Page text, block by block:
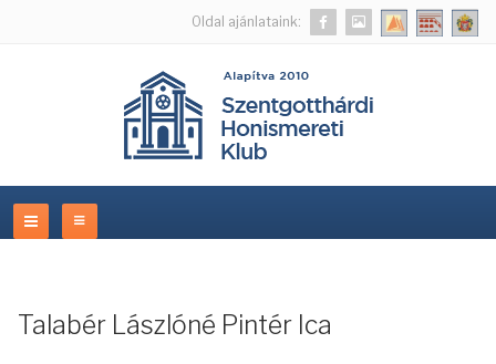
Oldal ajánlataink:
Talabér Lászlóné Pintér Ica